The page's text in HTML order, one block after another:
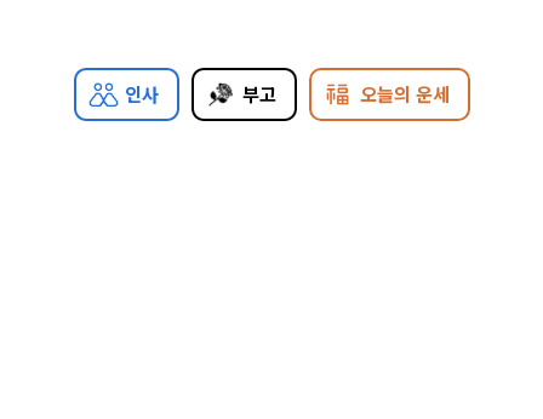
인사 부고 오늘의 운세